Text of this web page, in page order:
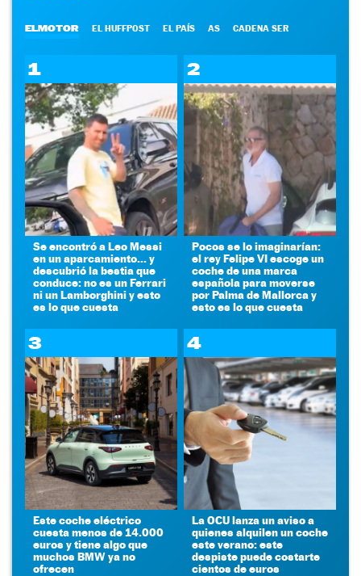
ELMOTOR EL HUFFPOST EL PAÍS AS CADENA SER
1
Se encontró a Leo Messi
en un aparcamiento... y
descubrió la bestia que
conduce: no es un Ferrari
ni un Lamborghini y esto
es lo que cuesta
2
Pocos se lo imaginarían:
el rey Felipe VI escoge un
coche de una marca
española para moverse
por Palma de Mallorca y
esto es lo que cuesta
3
Este coche eléctrico
cuesta menos de 14.000
euros y tiene algo que
muchos BMW ya no
ofrecen
4
La OCU lanza un aviso a
quienes alquilen un coche
este verano: este
despiste puede costarte
cientos de euros